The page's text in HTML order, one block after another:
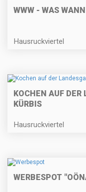
WWW - WAS
Hausruckviertel
KOCHEN AUF
KÜRBIS
Hausruckviertel
WERBESPOT